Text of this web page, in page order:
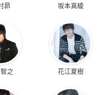
昴 坂本真綾
之 花江夏樹